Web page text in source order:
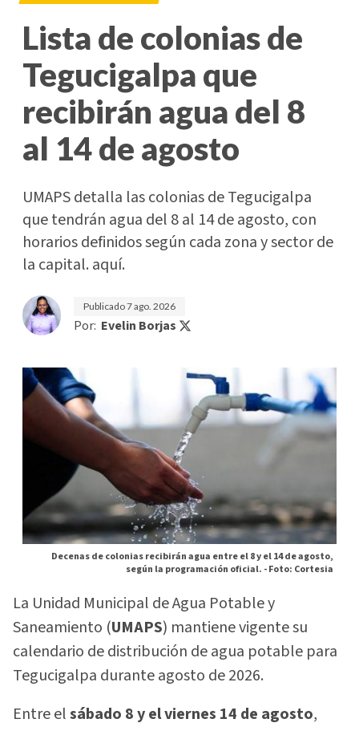
Lista de colonias de
Tegucigalpa que
recibirán agua del 8
al 14 de agosto
UMAPS detalla las colonias de Tegucigalpa
que tendrán agua del 8 al 14 de agosto, con
horarios definidos según cada zona y sector de
la capital. aquí.
Publicado7 ago. 2026
Por: Evelin Borjas
Decenas de colonias recibirán agua entre el 8 y el 14 de agosto,
según la programación oficial. -Foto: Cortesia
La Unidad Municipal de Agua Potable y
Saneamiento (UMAPS) mantiene vigente su
calendario de distribución de agua potable para
Tegucigalpa durante agosto de 2026.
Entre elsábado 8 y el viernes 14 de agosto,